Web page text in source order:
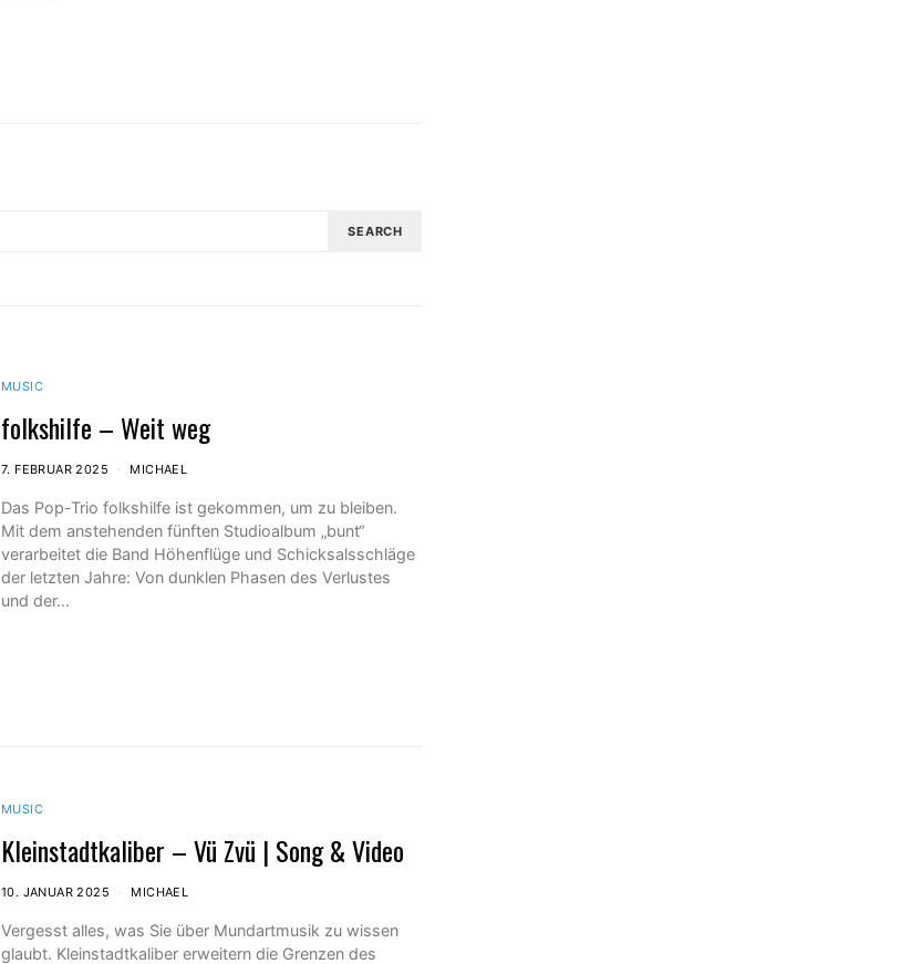
SEARCH
MUSIC
folkshilfe – Weit weg
7. FEBRUAR 2025 MICHAEL
Das Pop-Trio folkshilfe ist gekommen, um zu bleiben.
Mit dem anstehenden fünften Studioalbum „bunt“
verarbeitet die Band Höhenflüge und Schicksalsschläge
der letzten Jahre: Von dunklen Phasen des Verlustes
und der…
MUSIC
Kleinstadtkaliber – Vü Zvü | Song & Video
10. JANUAR 2025 MICHAEL
Vergesst alles, was Sie über Mundartmusik zu wissen
glaubt. Kleinstadtkaliber erweitern die Grenzen des